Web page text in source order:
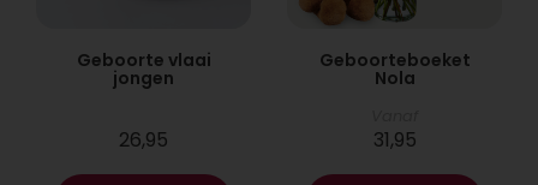
Geboorte vlaai
jongen
26,95
Geboorteboeket
Nola
31,95